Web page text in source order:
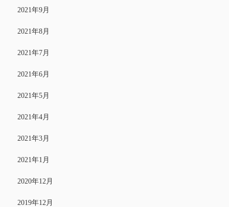
2021年9月
2021年8月
2021年7月
2021年6月
2021年5月
2021年4月
2021年3月
2021年1月
2020年12月
2019年12月